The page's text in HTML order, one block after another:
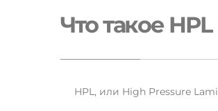
Что такое
HPL, или High Pressure